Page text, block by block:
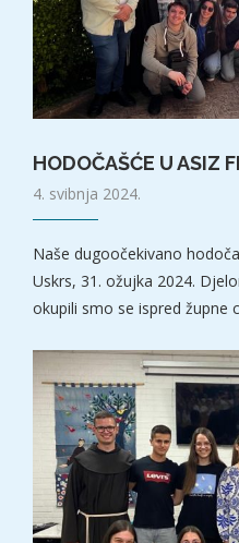
HODOČAŠĆE U ASIZ
4. svibnja 2024.
Naše dugoočekivano
Uskrs, 31. ožujka 2024.
okupili smo se ispred župne